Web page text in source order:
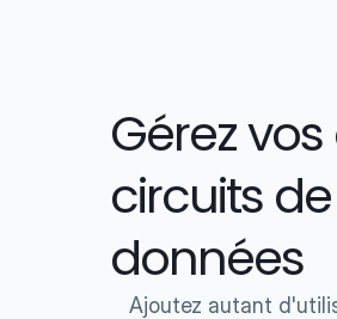
Gérez
circuits
données
Ajoutez autant